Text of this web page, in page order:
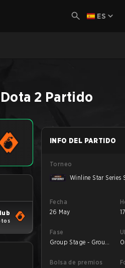
ES
Dota 2 Partido
INFO DEL PARTIDO
Torneo
Winline Star Series
Fecha
26 May
Fase
Group Stage - Group
Bolsa de premios